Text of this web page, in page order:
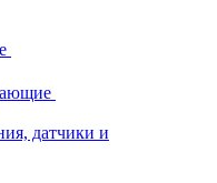
датчики и